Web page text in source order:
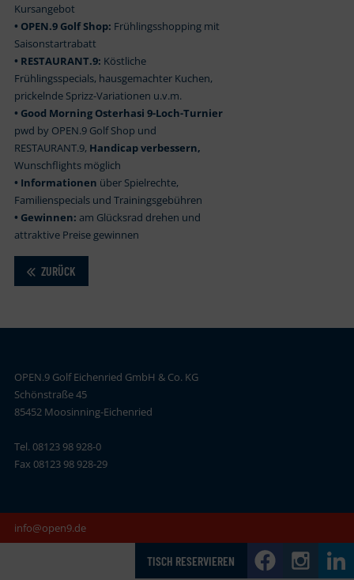
Kursangebot
• OPEN.9 Golf Shop: Frühlingsshopping mit
Saisonstartrabatt
• RESTAURANT.9: Köstliche
Frühlingsspecials, hausgemachter Kuchen,
prickelnde Sprizz-Variationen u.v.m.
• Good Morning Osterhasi 9-Loch-Turnier
pwd by OPEN.9 Golf Shop und
RESTAURANT.9, Handicap verbessern,
Wunschflights möglich
• Informationen über Spielrechte,
Familienspecials und Trainingsgebühren
• Gewinnen: am Glücksrad drehen und
attraktive Preise gewinnen
ZURÜCK
OPEN.9 Golf Eichenried GmbH & Co. KG
Schönstraße 45
85452 Moosinning-Eichenried
Tel. 08123 98 928-0
Fax 08123 98 928-29
info@open9.de
TISCH RESERVIEREN